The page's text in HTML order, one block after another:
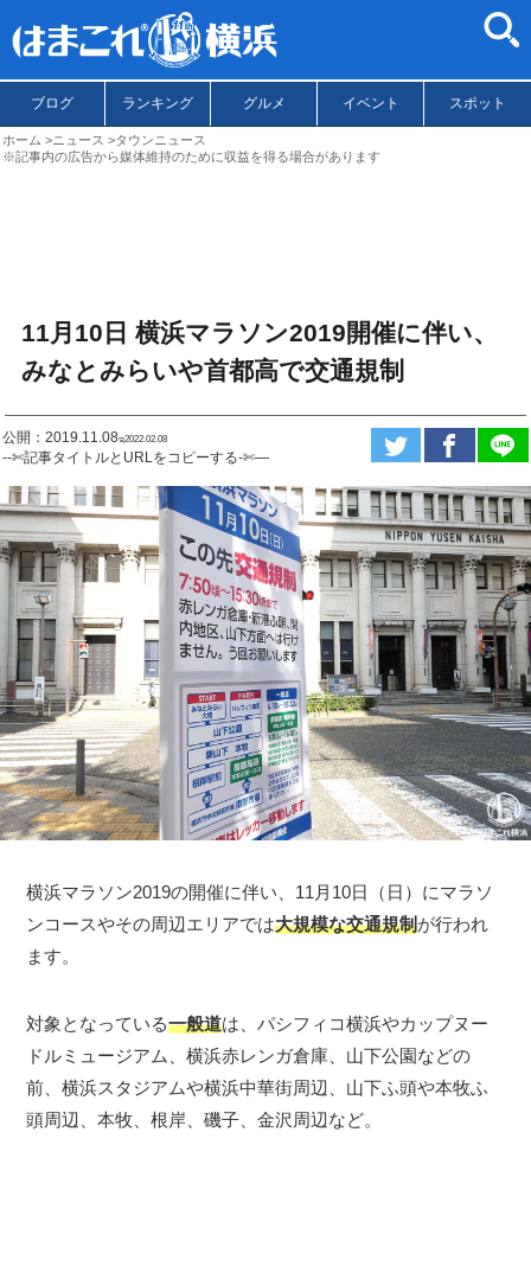
ブログ ランキング グルメ イベント スポット
ホーム ニュース
タウンニュース
※記事内の広告から媒体維持のために収益を得る場合があります
11月10日 横浜マラソン2019開催に伴い、
みなとみらいや首都高で交通規制
公開：2019.11.08ಇ2022.02.08
--✄記事タイトルとURLをコピーする-✄—
横浜マラソン2019の開催に伴い、11月10日（日）にマラソ
ンコースやその周辺エリアでは大規模な交通規制が行われ
ます。
対象となっている一般道は、パシフィコ横浜やカップヌー
ドルミュージアム、横浜赤レンガ倉庫、山下公園などの
前、横浜スタジアムや横浜中華街周辺、山下ふ頭や本牧ふ
頭周辺、本牧、根岸、磯子、金沢周辺など。